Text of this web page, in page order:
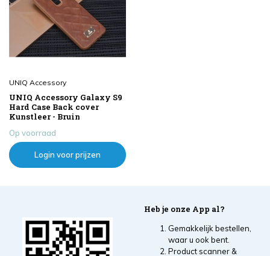
UNIQ Accessory
UNIQ Accessory Galaxy S9
Hard Case Back cover
Kunstleer - Bruin
Op voorraad
Login voor prijzen
Heb je onze App al?
Gemakkelijk bestellen,
waar u ook bent.
Product scanner &